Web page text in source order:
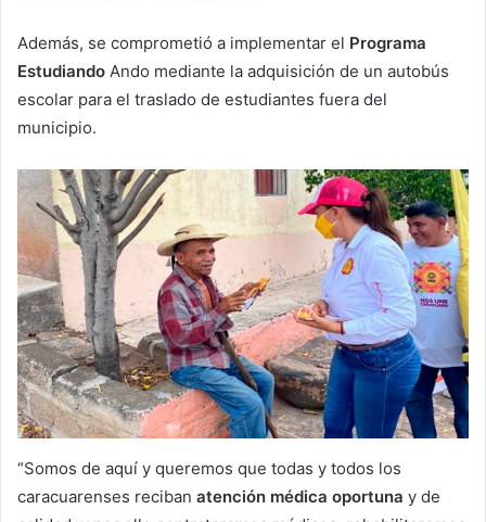
Además, se comprometió a implementar el Programa
Estudiando Ando mediante la adquisición de un autobús
escolar para el traslado de estudiantes fuera del
municipio.
“Somos de aquí y queremos que todas y todos los
caracuarenses reciban atención médica oportuna y de